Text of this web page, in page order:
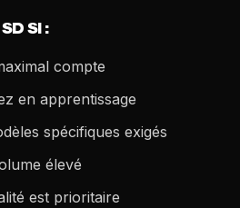
SI :
compte
en apprentissage
spécifiques exigés
élevé
est prioritaire